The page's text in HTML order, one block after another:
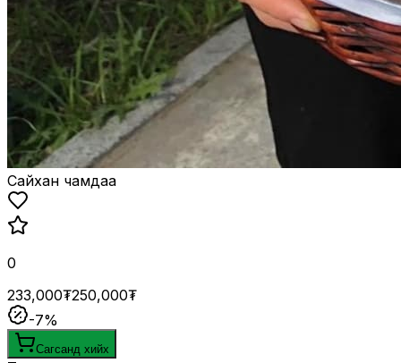
Сайхан чамдаа
0
233,000₮250,000₮
-7%
Сагсанд хийх